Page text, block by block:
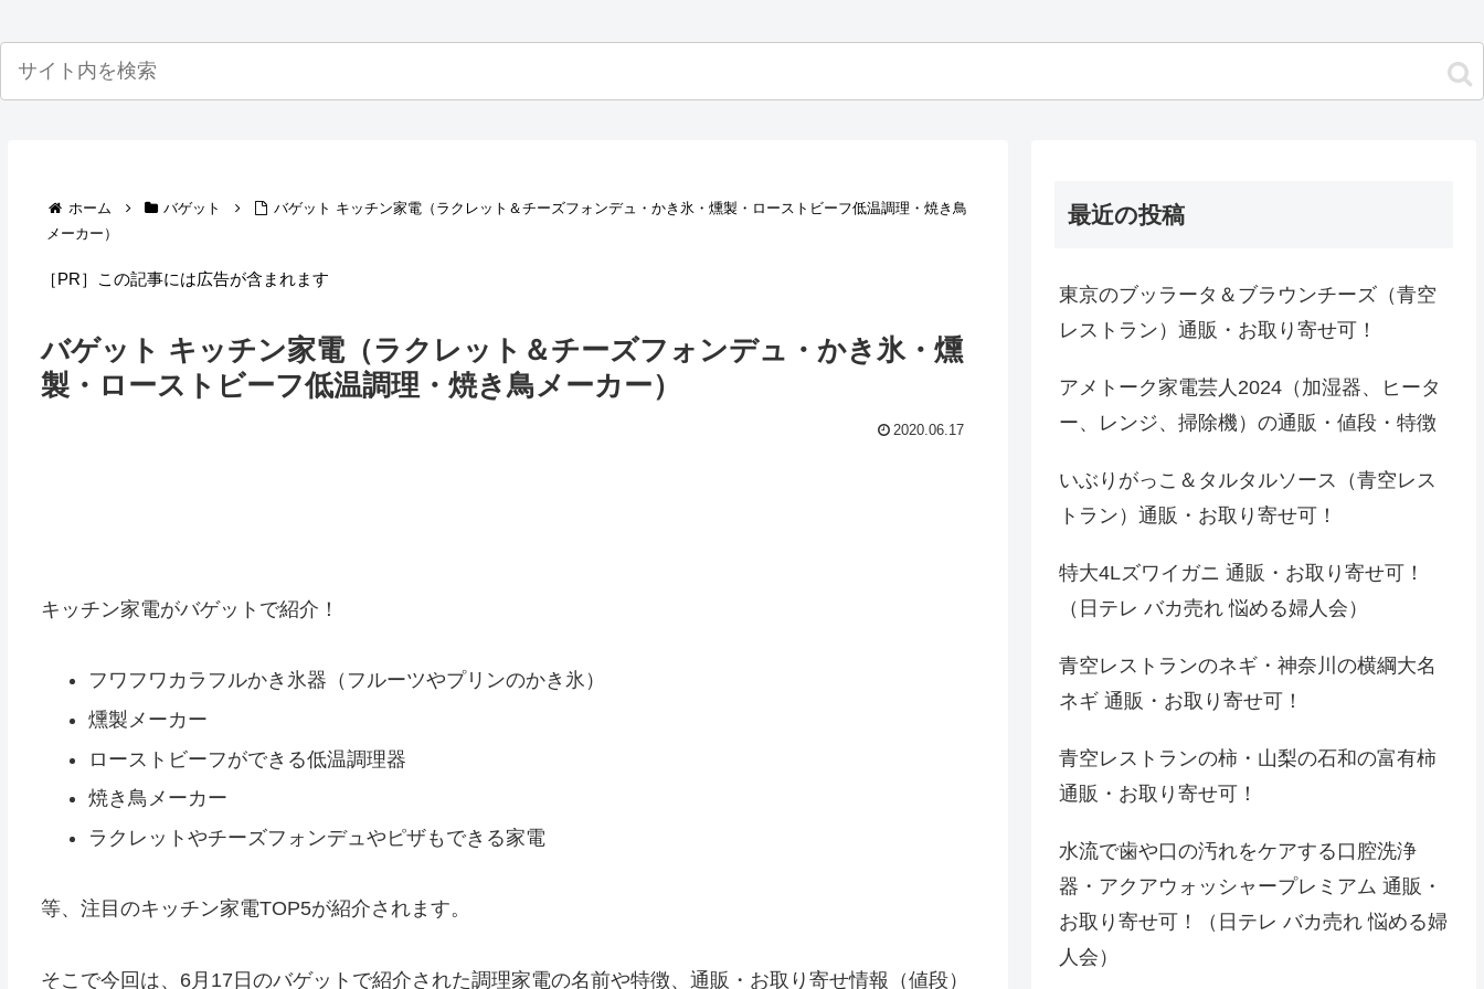
ホーム バゲット
バゲット キッチン家電（ラクレット＆チーズフォンデュ・かき氷・燻製・ローストビーフ低温調理・焼き鳥
メーカー）
［PR］この記事には広告が含まれます
バゲット キッチン家電（ラクレット＆チーズフォンデュ・かき氷・燻
製・ローストビーフ低温調理・焼き鳥メーカー）
2020.06.17
キッチン家電がバゲットで紹介！
フワフワカラフルかき氷器（フルーツやプリンのかき氷）
燻製メーカー
ローストビーフができる低温調理器
焼き鳥メーカー
ラクレットやチーズフォンデュやピザもできる家電
等、注目のキッチン家電TOP5が紹介されます。
そこで今回は、6月17日のバゲットで紹介された調理家電の名前や特徴、通販・お取り寄せ情報（値段）
最近の投稿
東京のブッラータ＆ブラウンチーズ（青空
レストラン）通販・お取り寄せ可！
アメトーク家電芸人2024（加湿器、ヒータ
ー、レンジ、掃除機）の通販・値段・特徴
いぶりがっこ＆タルタルソース（青空レス
トラン）通販・お取り寄せ可！
特大4Lズワイガニ 通販・お取り寄せ可！
（日テレ バカ売れ 悩める婦人会）
青空レストランのネギ・神奈川の横綱大名
ネギ 通販・お取り寄せ可！
青空レストランの柿・山梨の石和の富有柿
通販・お取り寄せ可！
水流で歯や口の汚れをケアする口腔洗浄
器・アクアウォッシャープレミアム 通販・
お取り寄せ可！（日テレ バカ売れ 悩める婦
人会）